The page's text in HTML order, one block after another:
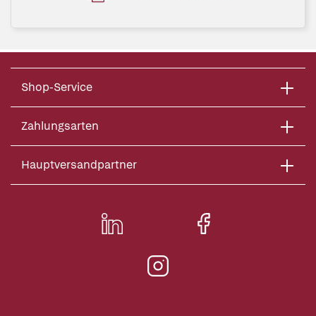
Shop-Service
Zahlungsarten
Hauptversandpartner